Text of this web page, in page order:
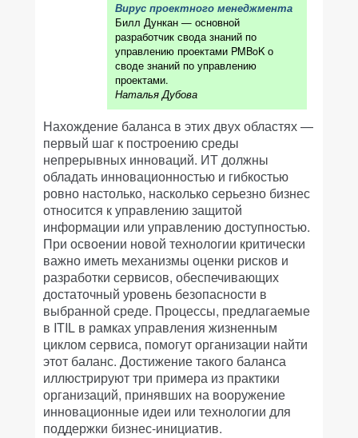
Вирус проектного менеджмента
Билл Дункан — основной
разработчик свода знаний по
управлению проектами PMBoK о
своде знаний по управлению
проектами.
Наталья Дубова
Нахождение баланса в этих двух областях —
первый шаг к построению среды
непрерывных инноваций. ИТ должны
обладать инновационностью и гибкостью
ровно настолько, насколько серьезно бизнес
относится к управлению защитой
информации или управлению доступностью.
При освоении новой технологии критически
важно иметь механизмы оценки рисков и
разработки сервисов, обеспечивающих
достаточный уровень безопасности в
выбранной среде. Процессы, предлагаемые
в ITIL в рамках управления жизненным
циклом сервиса, помогут организации найти
этот баланс. Достижение такого баланса
иллюстрируют три примера из практики
организаций, принявших на вооружение
инновационные идеи или технологии для
поддержки бизнес-инициатив.